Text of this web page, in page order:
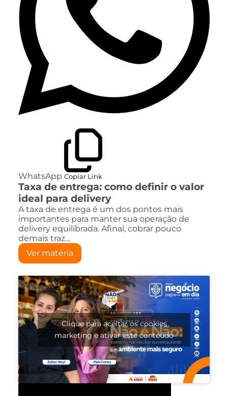
WhatsApp Copiar Link
Taxa de entrega: como definir o valor
ideal para delivery
A taxa de entrega é um dos pontos mais
importantes para manter sua operação de
delivery equilibrada. Afinal, cobrar pouco
demais traz…
Ver matéria
Clique para aceitar os cookies
marketing e ativar este conteúdo